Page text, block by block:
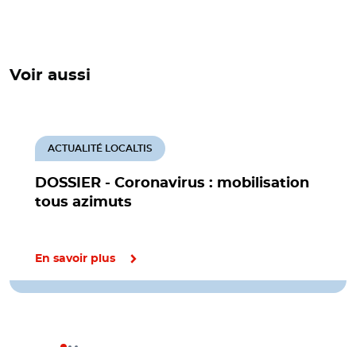
Voir aussi
DOSSIER - Coronavirus : mobilisation
tous azimuts
ACTUALITÉ LOCALTIS
En savoir plus